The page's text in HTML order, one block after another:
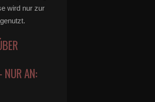
wird nur zur
NUR AN: